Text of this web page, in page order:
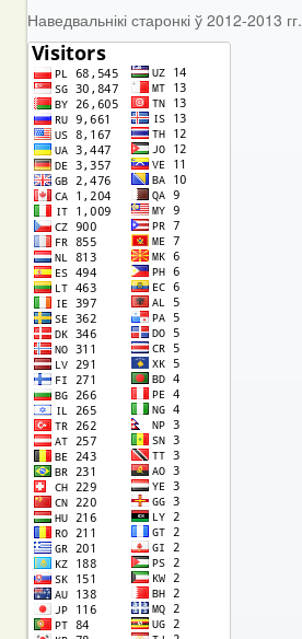
Наведвальнікі старонкі ў 2012-2013 гг.